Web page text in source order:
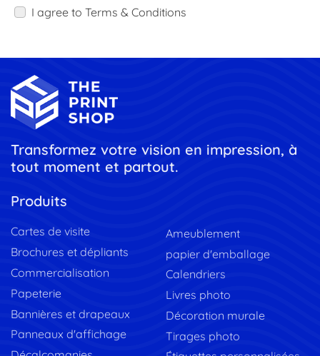
I agree to Terms & Conditions
Transformez votre vision en impression, à
tout moment et partout.
Produits
Cartes de visite
Brochures et dépliants
Commercialisation
Papeterie
Bannières et drapeaux
Panneaux d'affichage
Ameublement
papier d'emballage
Calendriers
Livres photo
Décoration murale
Tirages photo